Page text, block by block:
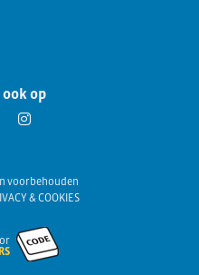
ook op
voorbehouden
& COOKIES